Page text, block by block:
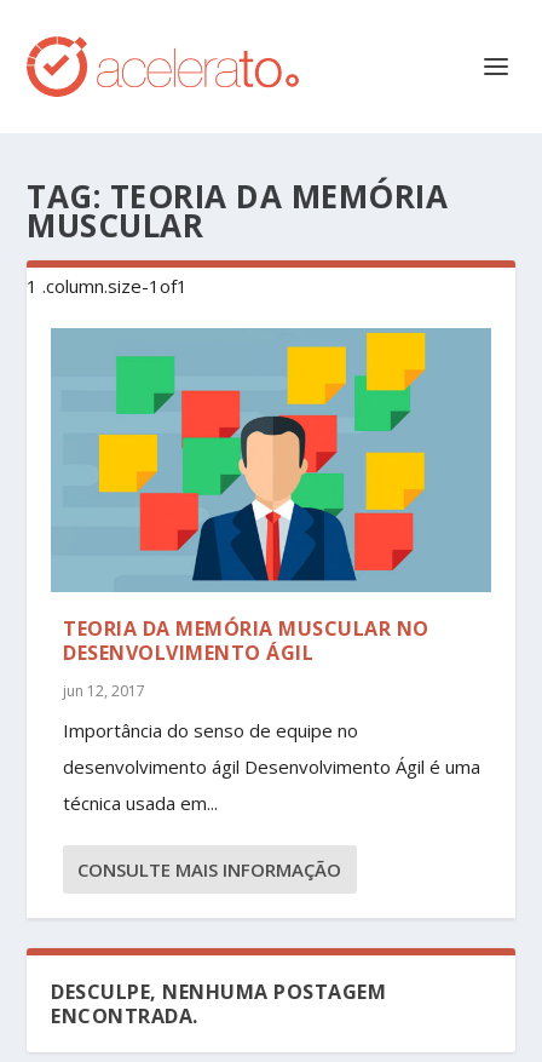
TAG: TEORIA DA MEMÓRIA
MUSCULAR
TEORIA DA MEMÓRIA MUSCULAR NO
DESENVOLVIMENTO ÁGIL
jun 12, 2017
Importância do senso de equipe no
desenvolvimento ágil Desenvolvimento Ágil é uma
técnica usada em...
CONSULTE MAIS INFORMAÇÃO
DESCULPE, NENHUMA POSTAGEM
ENCONTRADA.